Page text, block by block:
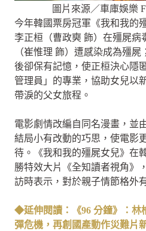
圖片來源／車庫娛樂
今年韓國票房冠軍《我和我的
李正桓（曹政奭 飾）在殭屍病
（崔惟理 飾）遭感染成為殭
後卻保有記憶，使正桓決心隱
管理員」的專業，協助女兒以
帶淚的父女旅程。
電影劇情改編自同名漫畫，並
結局小有改動的巧思，使電影
待。《我和我的殭屍女兒》在
勝特效大片《全知讀者視角》
訪時表示，對於親子情節格外
◆延伸閱讀：《96 分鐘》：林
彈危機，再創國產動作災難片